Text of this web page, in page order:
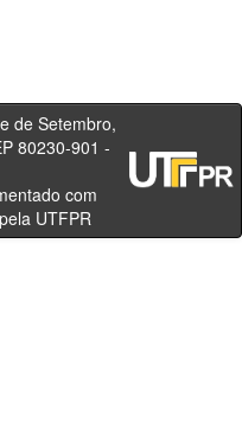
80230-901 -
- Brasil
com
UTFPR